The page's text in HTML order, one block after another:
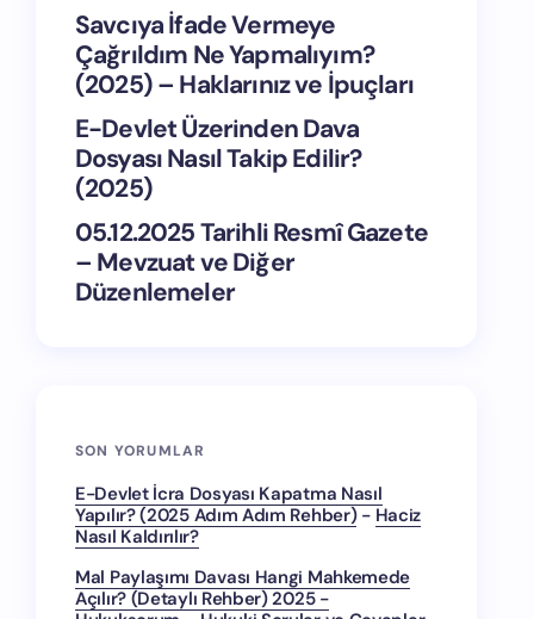
Savcıya İfade Vermeye
Çağrıldım Ne Yapmalıyım?
(2025) – Haklarınız ve İpuçları
E-Devlet Üzerinden Dava
Dosyası Nasıl Takip Edilir?
(2025)
05.12.2025 Tarihli Resmî Gazete
– Mevzuat ve Diğer
Düzenlemeler
SON YORUMLAR
E-Devlet İcra Dosyası Kapatma Nasıl
Yapılır? (2025 Adım Adım Rehber)- Haciz
Nasıl Kaldırılır?
Mal Paylaşımı Davası Hangi Mahkemede
Açılır? (Detaylı Rehber) 2025 -